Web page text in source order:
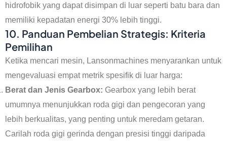
hidrofobik yang dapat disimpan di luar seperti batu bara dan
memiliki kepadatan energi 30% lebih tinggi.
10. Panduan Pembelian Strategis: Kriteria
Pemilihan
Ketika mencari mesin, Lansonmachines menyarankan untuk
mengevaluasi empat metrik spesifik di luar harga:
Berat dan Jenis Gearbox: Gearbox yang lebih berat
umumnya menunjukkan roda gigi dan pengecoran yang
lebih berkualitas, yang penting untuk meredam getaran.
Carilah roda gigi gerinda dengan presisi tinggi daripada